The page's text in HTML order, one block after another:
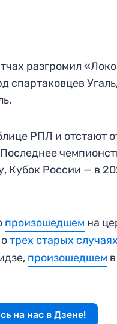
разгромил
спартаковцев
РПЛ и отстают
Кубок России — в
произошедшем на
отрех старых случаях
произошедшем
на нас в Дзене!